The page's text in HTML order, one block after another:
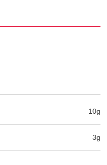
10g
3g